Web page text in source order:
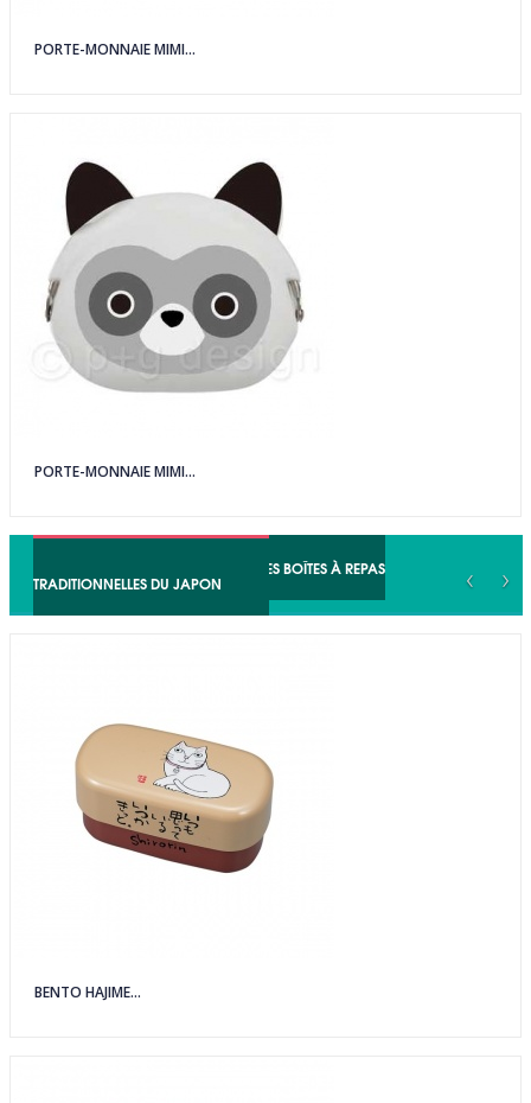
PORTE-MONNAIE MIMI...
PORTE-MONNAIE MIMI...
BOÎTES À BENTO • 弁当箱 • LES BOÎTES À REPAS
TRADITIONNELLES DU JAPON ‹ ›
BENTO HAJIME...